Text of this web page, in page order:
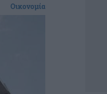
Οικονομία